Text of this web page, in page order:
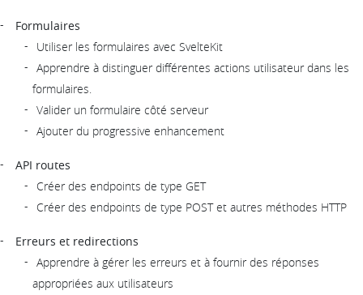
Formulaires
Utiliser les formulaires avec SvelteKit
Apprendre à distinguer différentes actions utilisateur dans les
formulaires.
Valider un formulaire côté serveur
Ajouter du progressive enhancement
API routes
Créer des endpoints de type GET
Créer des endpoints de type POST et autres méthodes HTTP
Erreurs et redirections
Apprendre à gérer les erreurs et à fournir des réponses
appropriées aux utilisateurs